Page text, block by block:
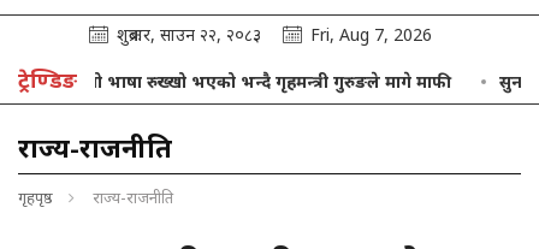
शुक्रबार, साउन २२, २०८३ Fri, Aug 7, 2026
ट्रेण्डिङ
आफ्नो भाषा रुख्खो भएको भन्दै गृहमन्त्री गुरुङले मागे माफी सुनचाँदीको
राज्य-राजनीति
गृहपृष्ठ राज्य-राजनीति